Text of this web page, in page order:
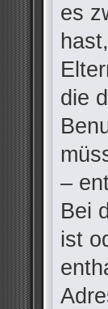
es
die
–
Bei
ist